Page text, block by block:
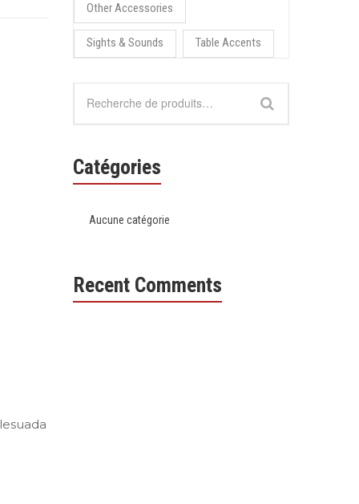
Other Accessories
Sights & Sounds Table Accents
Catégories
Aucune catégorie
Recent Comments